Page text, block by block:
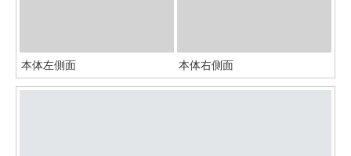
本体左側面 本体右側面